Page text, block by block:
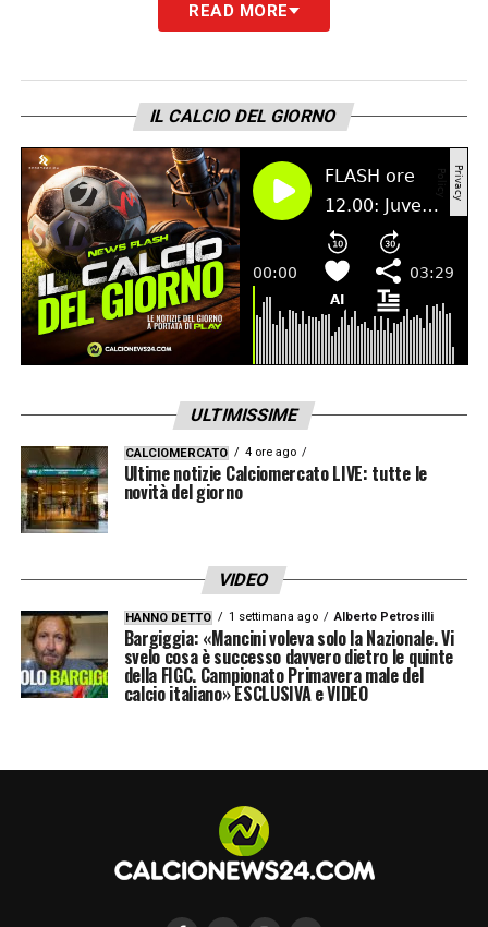
READ MORE
IL CALCIO DEL GIORNO
ULTIMISSIME
CALCIOMERCATO 4 ore ago
Ultime notizie Calciomercato LIVE: tutte le
novità del giorno
VIDEO
HANNO DETTO 1 settimana ago Alberto Petrosilli
Bargiggia: «Mancini voleva solo la Nazionale. Vi
svelo cosa è successo davvero dietro le quinte
della FIGC. Campionato Primavera male del
calcio italiano» ESCLUSIVA e VIDEO